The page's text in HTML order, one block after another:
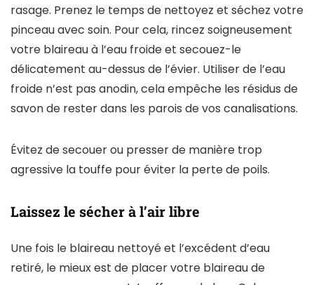
rasage. Prenez le temps de nettoyez et séchez votre
pinceau avec soin. Pour cela, rincez soigneusement
votre blaireau à l’eau froide et secouez-le
délicatement au-dessus de l’évier. Utiliser de l’eau
froide n’est pas anodin, cela empêche les résidus de
savon de rester dans les parois de vos canalisations.
Évitez de secouer ou presser de manière trop
agressive la touffe pour éviter la perte de poils.
Laissez le sécher à l’air libre
Une fois le blaireau nettoyé et l’excédent d’eau
retiré, le mieux est de placer votre blaireau de